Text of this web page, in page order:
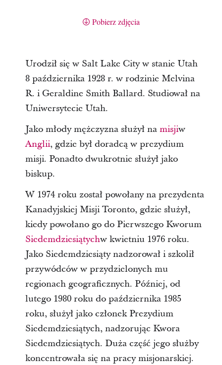
Pobierz zdjęcia
Urodził się w Salt Lake City w stanie Utah
8 października 1928 r. w rodzinie Melvina
R. i Geraldine Smith Ballard. Studiował na
Uniwersytecie Utah.
Jako młody mężczyzna służył na misjiw
Anglii, gdzie był doradcą w prezydium
misji. Ponadto dwukrotnie służył jako
biskup.
W 1974 roku został powołany na prezydenta
Kanadyjskiej Misji Toronto, gdzie służył,
kiedy powołano go do Pierwszego Kworum
Siedemdziesiątychw kwietniu 1976 roku.
Jako Siedemdziesiąty nadzorował i szkolił
przywódców w przydzielonych mu
regionach geograficznych. Później, od
lutego 1980 roku do października 1985
roku, służył jako członek Prezydium
Siedemdziesiątych, nadzorując Kwora
Siedemdziesiątych. Duża część jego służby
koncentrowała się na pracy misjonarskiej.